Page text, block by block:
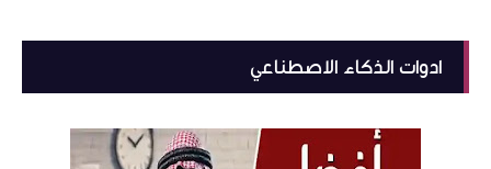
ادوات الذكاء الاصطناعي